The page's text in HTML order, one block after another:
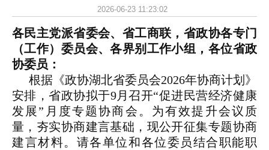
2026-06-23 11:23:02
各民主党派省委会、省工商联，省政协各专门
（工作）委员会、各界别工作小组，各位省政
协委员：
根据《政协湖北省委员会2026年协商计划》
安排，省政协拟于9月召开“促进民营经济健康
发展”月度专题协商会。为有效提升会议质
量，夯实协商建言基础，现公开征集专题协商
建言材料。请各单位和各位委员结合职能职